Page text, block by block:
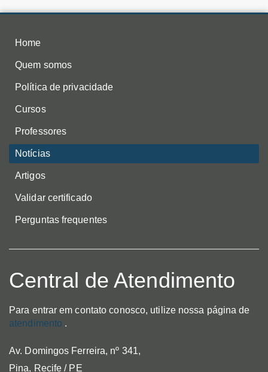
Home
Quem somos
Política de privacidade
Cursos
Professores
Notícias
Artigos
Validar certificado
Perguntas frequentes
Central de Atendimento
Para entrar em contato conosco, utilize nossa página de
atendimento .
Av. Domingos Ferreira, nº 341,
Pina, Recife / PE